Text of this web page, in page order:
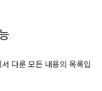
다룬 모든 내용의 목록입